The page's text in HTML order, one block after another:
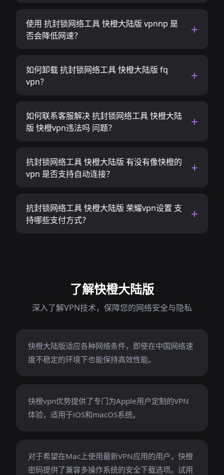
使用 抗封锁网络工具 快橙大陆版 vpnnp 是
否会降低网速？
如何卸载 抗封锁网络工具 快橙大陆版 fq
vpn？
如何联系客服解决 抗封锁网络工具 快橙大陆
版 快橙vpn违法吗 问题？
抗封锁网络工具 快橙大陆版 有没有像快橙的
vpn 是否支持自动连接？
抗封锁网络工具 快橙大陆版 荣耀vpn设置 支
持哪些支付方式？
了解快橙大陆版
深入了解VPN技术，保障您的网络安全与隐私
快橙大陆版适应各种网络条件，即使在中国网络速
度不稳定的环境下也能保持高效性能。
快橙vpn优势提供了专门为Apple用户定制的VPN
体验，适用于iOS和macOS系统。
对于希望在Mac上使用最新VPN应用的用户，快橙
密码提供了兼容多操作系统的安全下载选项。试用